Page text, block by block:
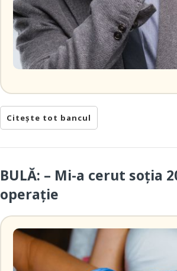
Citește tot bancul
BULĂ: – Mi-a cerut soţia
operație